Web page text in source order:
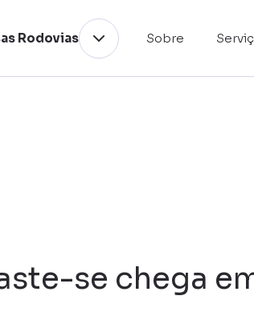
Rodovias Sobre
se chega